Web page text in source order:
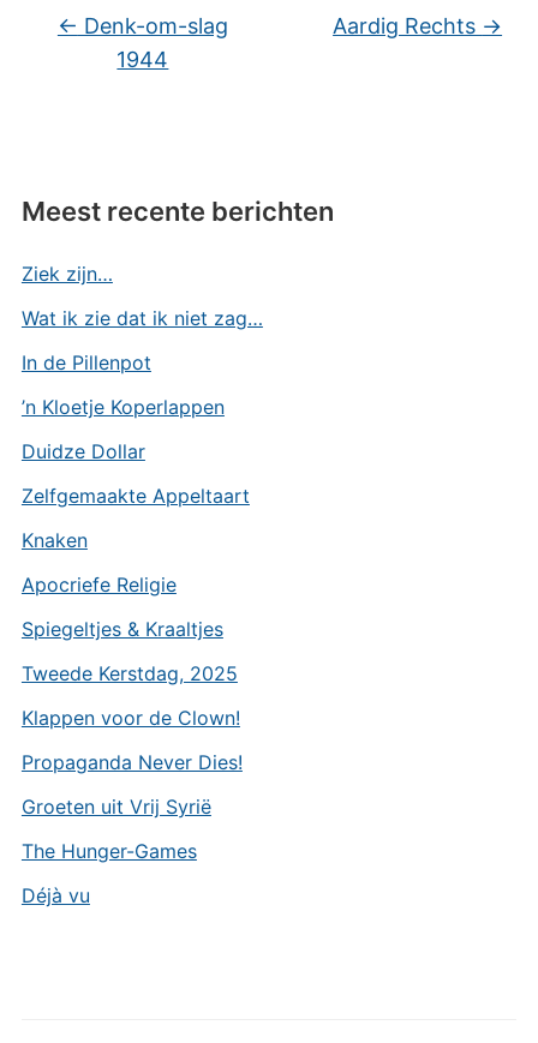
← Denk-om-slag
1944
Aardig Rechts →
Meest recente berichten
Ziek zijn…
Wat ik zie dat ik niet zag…
In de Pillenpot
’n Kloetje Koperlappen
Duidze Dollar
Zelfgemaakte Appeltaart
Knaken
Apocriefe Religie
Spiegeltjes & Kraaltjes
Tweede Kerstdag, 2025
Klappen voor de Clown!
Propaganda Never Dies!
Groeten uit Vrij Syrië
The Hunger-Games
Déjà vu